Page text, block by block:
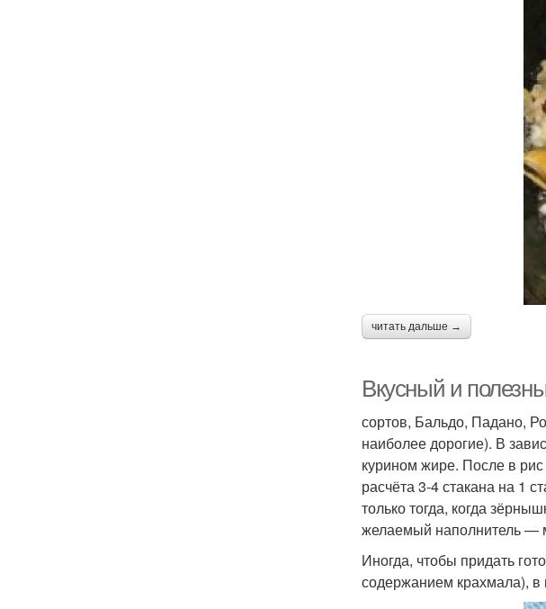
читать дальше →
Вкусный и
сортов, Бальдо, Падано,
наиболее дорогие). В
курином жире. После в
расчёта 3-4 стакана на 1
только тогда, когда
желаемый наполнитель —
Иногда, чтобы придать
содержанием крахмала), в